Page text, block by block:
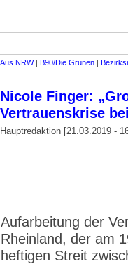
Aus NRW| B90/Die Grünen |
Nicole Finger:
Vertrauenskrise
Hauptredaktion [21.03.2019 -
Aufarbeitung der
Rheinland, der am
heftigen Streit